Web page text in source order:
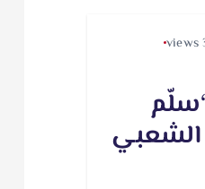
الشعبي